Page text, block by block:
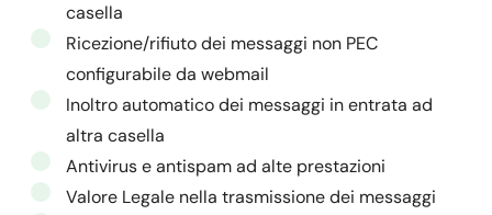
casella
Ricezione/rifiuto dei messaggi non PEC
configurabile da webmail
Inoltro automatico dei messaggi in entrata ad
altra casella
Antivirus e antispam ad alte prestazioni
Valore Legale nella trasmissione dei messaggi